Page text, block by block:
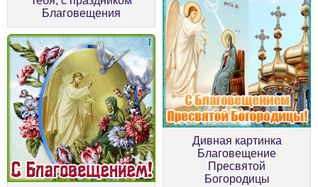
Благовещения
Дивная картинка
Благовещение
Пресвятой
Богородицы